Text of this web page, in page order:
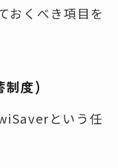
おくべき項目を
制度)
という任